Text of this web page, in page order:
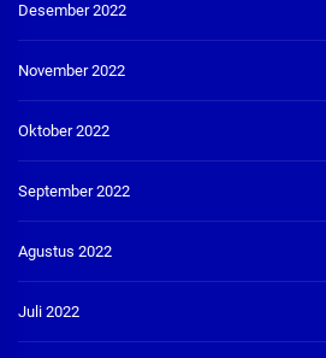
Desember 2022
November 2022
Oktober 2022
September 2022
Agustus 2022
Juli 2022